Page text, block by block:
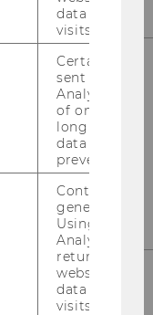
data from
visits.
Certain data
sent to
Analytics a
of once per
long as it is
data
prevented.
Contains a
generated
Using this
Analytics can
returning
website and
data from
visits.